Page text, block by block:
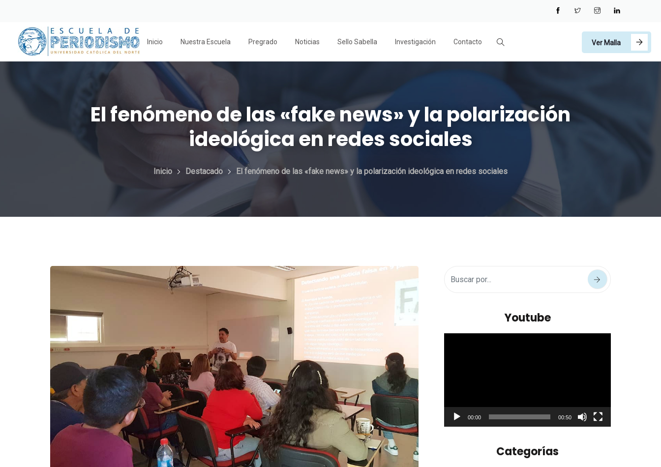
Inicio Nuestra Escuela Pregrado Noticias Sello Sabella Investigación Contacto Ver Malla
El fenómeno de las «fake news» y la polarización
ideológica en redes sociales
Inicio Destacado El fenómeno de las «fake news» y la polarización ideológica en redes sociales
Youtube
00:00 00:50
Categorías